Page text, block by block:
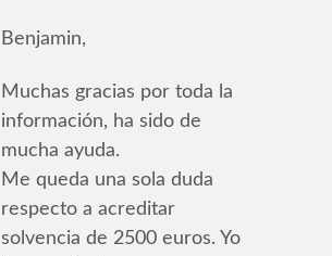
Benjamin,
Muchas gracias por toda la
información, ha sido de
mucha ayuda.
Me queda una sola duda
respecto a acreditar
solvencia de 2500 euros. Yo